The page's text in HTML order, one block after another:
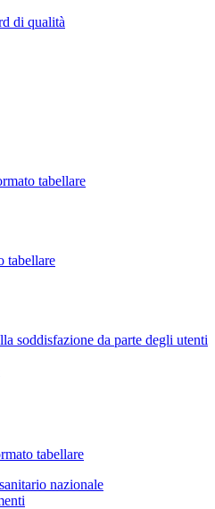
di qualità
tabellare
tabellare
soddisfazione da parte degli utenti
tabellare
nazionale